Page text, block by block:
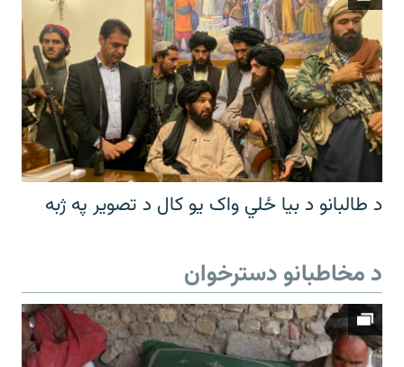
د طالبانو د بیا ځلي واک یو کال د تصویر په ژبه
د مخاطبانو دسترخوان